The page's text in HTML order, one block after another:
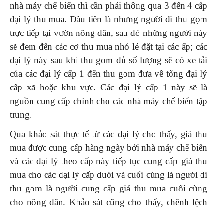
nhà máy chế biến thì cần phải thông qua 3 đến 4 cấp
đại lý thu mua. Đầu tiên là những người đi thu gọm
trực tiếp tại vườn nông dân, sau đó những người này
sẽ đem đến các cơ thu mua nhỏ lẻ đặt tại các ấp; các
đại lý này sau khi thu gom đủ số lượng sẽ có xe tải
của các đại lý cấp 1 đến thu gom đưa về tổng đại lý
cấp xã hoặc khu vực. Các đại lý cấp 1 này sẽ là
nguồn cung cấp chính cho các nhà máy chế biến tập
trung.
Qua khảo sát thực tế từ các đại lý cho thấy, giá thu
mua được cung cấp hàng ngày bởi nhà máy chế biến
và các đại lý theo cấp này tiếp tục cung cấp giá thu
mua cho các đại lý cấp duới và cuối cùng là người đi
thu gom là người cung cấp giá thu mua cuối cùng
cho nông dân. Khảo sát cũng cho thấy, chênh lệch